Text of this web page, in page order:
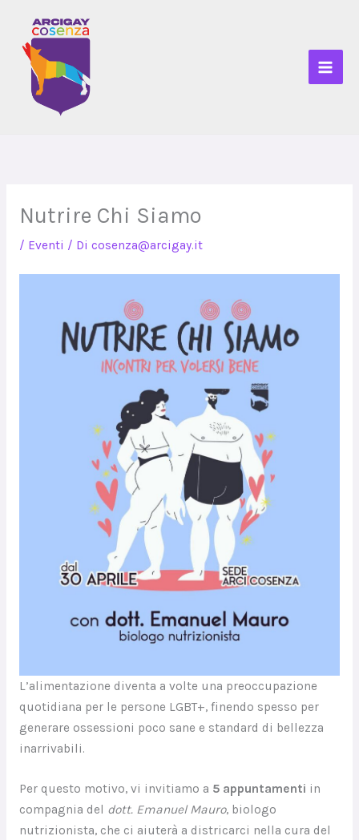
contenuto
Nutrire Chi Siamo
/ Eventi / Di cosenza@arcigay.it
L’alimentazione diventa a volte una preoccupazione
quotidiana per le persone LGBT+, finendo spesso per
generare ossessioni poco sane e standard di bellezza
inarrivabili.
Per questo motivo, vi invitiamo a 5 appuntamenti in
compagnia del dott. Emanuel Mauro, biologo
nutrizionista, che ci aiuterà a districarci nella cura del